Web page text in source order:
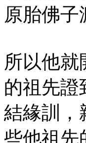
原胎佛子
所以他
的祖先證
結緣訓，
些他祖先